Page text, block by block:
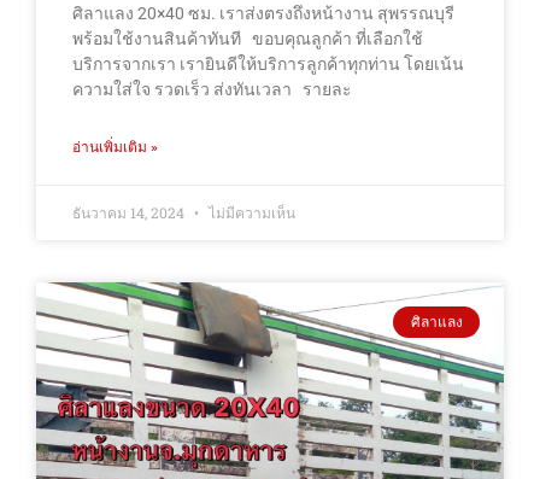
ศิลาแลง 20×40 ซม. เราส่งตรงถึงหน้างาน สุพรรณบุรี
พร้อมใช้งานสินค้าทันที ขอบคุณลูกค้า ที่เลือกใช้
บริการจากเรา เรายินดีให้บริการลูกค้าทุกท่าน โดยเน้น
ความใส่ใจ รวดเร็ว ส่งทันเวลา รายละ
อ่านเพิ่มเติม »
ธันวาคม 14, 2024 ไม่มีความเห็น
ศิลาแลง